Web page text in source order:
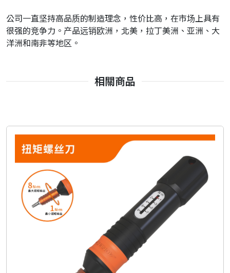
公司一直坚持高品质的制造理念，性价比高，在市场上具有
很强的竞争力。产品远销欧洲，北美，拉丁美洲、亚洲、大
洋洲和南非等地区。
相關商品